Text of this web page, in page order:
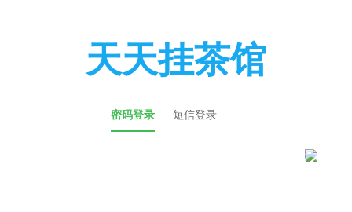
天天挂茶馆
密码登录 短信登录